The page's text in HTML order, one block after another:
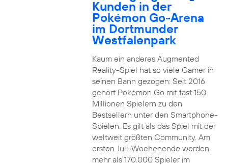
Kunden in der
Pokémon Go-Arena
im Dortmunder
Westfalenpark
Kaum ein anderes Augmented
Reality-Spiel hat so viele Gamer in
seinen Bann gezogen: Seit 2016
gehört Pokémon Go mit fast 150
Millionen Spielern zu den
Bestsellern unter den Smartphone-
Spielen. Es gilt als das Spiel mit der
weltweit größten Community. Am
ersten Juli-Wochenende werden
mehr als 170.000 Spieler im